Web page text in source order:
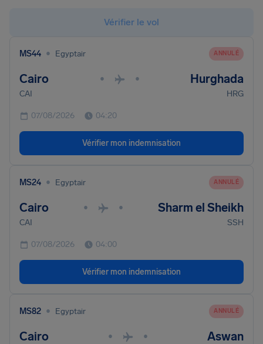
Vérifier le vol
MS44 • Egyptair ANNULÉ
Cairo • • Hurghada
CAI HRG
07/08/2026 04:20
Vérifier mon indemnisation
MS24 • Egyptair ANNULÉ
Cairo • • Sharm el Sheikh
CAI SSH
07/08/2026 04:00
Vérifier mon indemnisation
MS82 • Egyptair ANNULÉ
Cairo • • Aswan